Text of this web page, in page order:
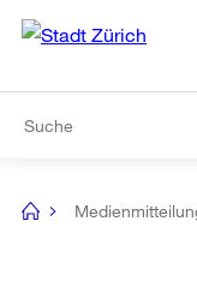
Navigation
[no